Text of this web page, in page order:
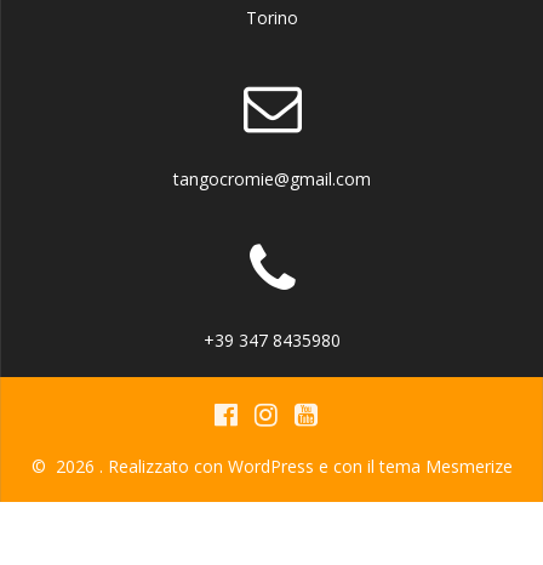
Torino
tangocromie@gmail.com
+39 347 8435980
© 2026 . Realizzato con WordPress e con il tema Mesmerize